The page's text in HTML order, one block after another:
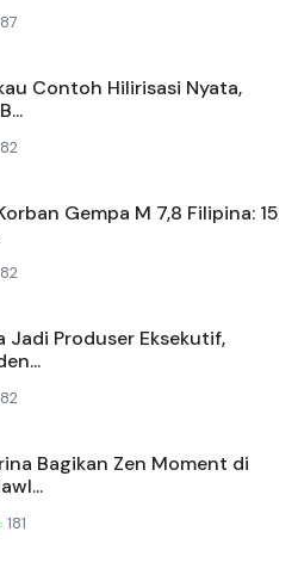
Contoh Hilirisasi Nyata,
Gempa M 7,8 Filipina: 15
Jadi Produser Eksekutif,
Bagikan Zen Moment di
181